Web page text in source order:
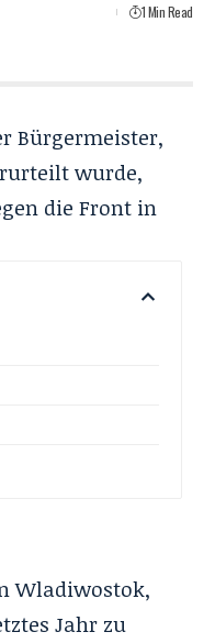
1 Min Read
Bürgermeister,
wurde,
die Front in
Wladiwostok,
Jahr zu